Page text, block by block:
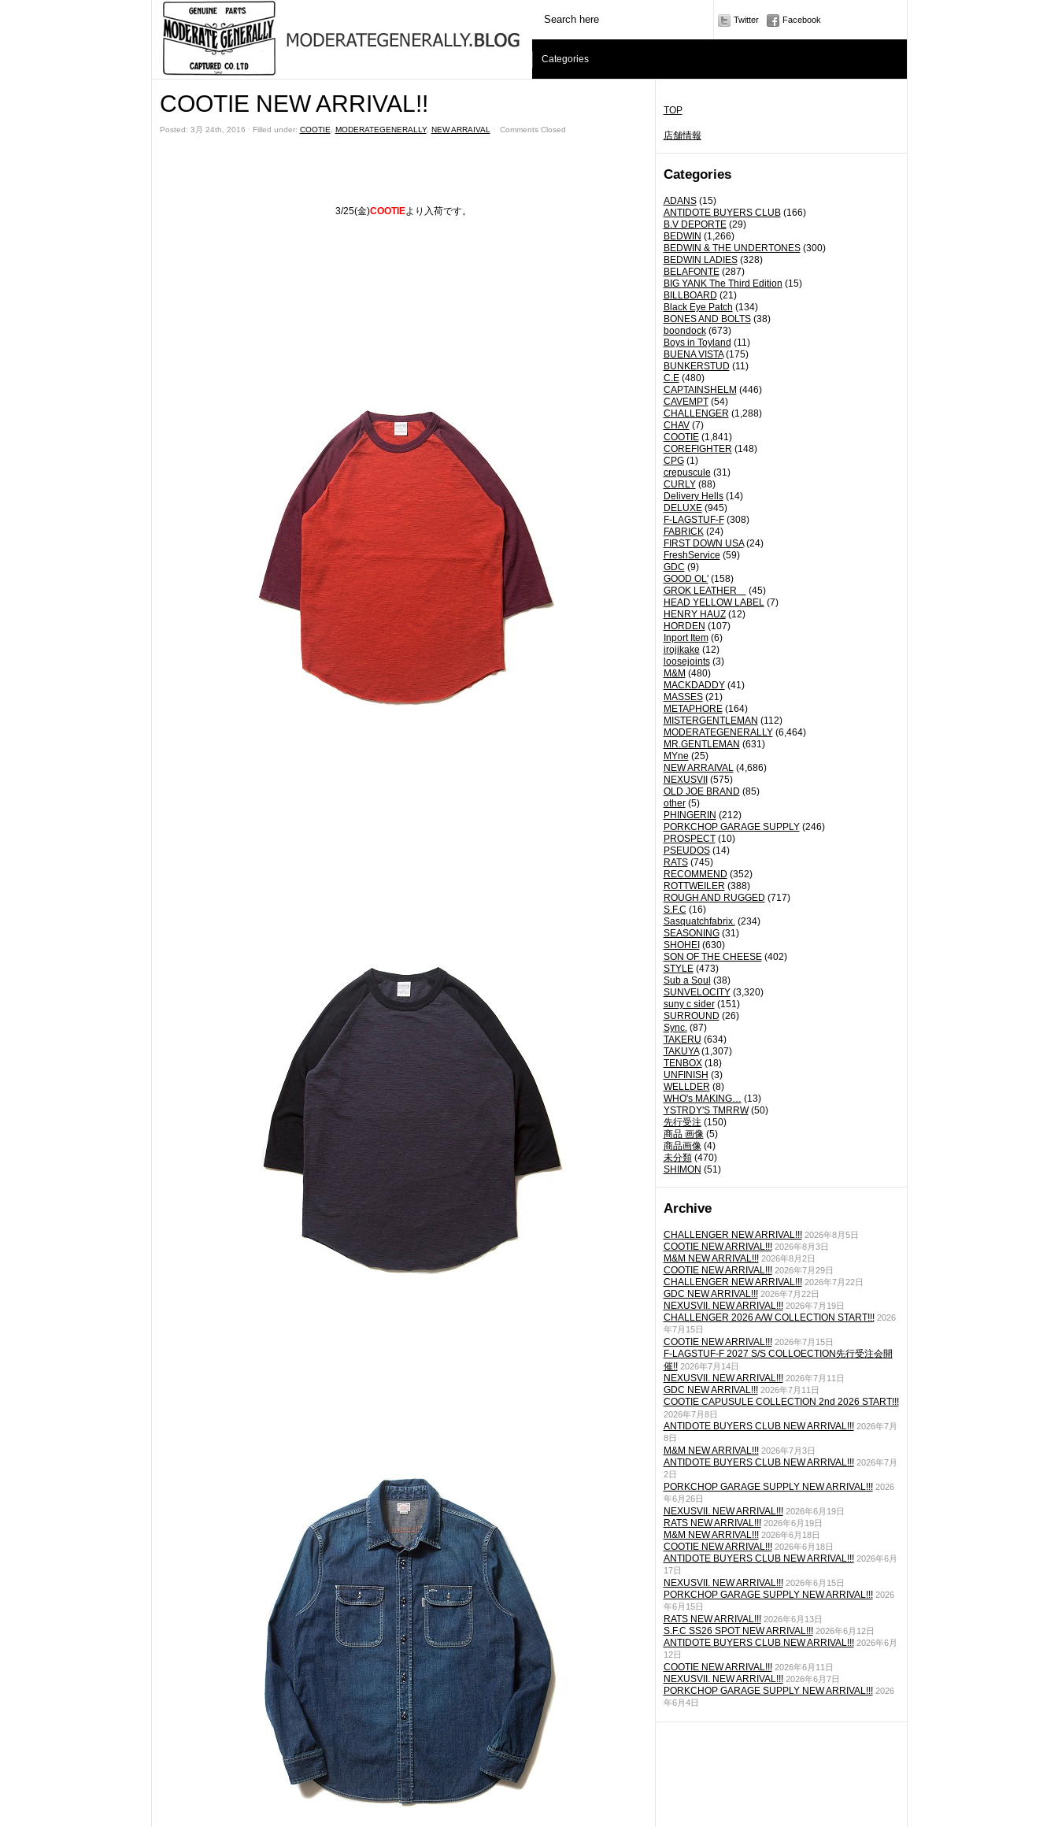
Twitter Facebook
Categories
TOP
店舗情報
Categories
ADANS(15)
ANTIDOTE BUYERS CLUB(166)
B.V DEPORTE(29)
BEDWIN (1,266)
BEDWIN & THE UNDERTONES(300)
BEDWIN LADIES(328)
BELAFONTE(287)
BIG YANK The Third Edition (15)
BILLBOARD (21)
Black Eye Patch (134)
BONES AND BOLTS(38)
boondock(673)
Boys in Toyland (11)
BUENA VISTA(175)
BUNKERSTUD (11)
C.E(480)
CAPTAINSHELM (446)
CAVEMPT(54)
CHALLENGER (1,288)
CHAV(7)
COOTIE(1,841)
COREFIGHTER (148)
CPG(1)
crepuscule (31)
CURLY(88)
Delivery Hells(14)
DELUXE(945)
F-LAGSTUF-F(308)
FABRICK(24)
FIRST DOWN USA(24)
FreshService (59)
GDC (9)
GOOD OL'(158)
GROK LEATHER
(45)
HEAD YELLOW LABEL(7)
HENRY HAUZ(12)
HORDEN (107)
Inport Item(6)
irojikake (12)
loosejoints(3)
M&M (480)
MACKDADDY(41)
MASSES(21)
METAPHORE(164)
MISTERGENTLEMAN (112)
MODERATEGENERALLY(6,464)
MR.GENTLEMAN (631)
MYne (25)
NEW ARRAIVAL(4,686)
NEXUSVII
(575)
OLD JOE BRAND (85)
other(5)
PHINGERIN (212)
PORKCHOP GARAGE SUPPLY(246)
PROSPECT(10)
PSEUDOS(14)
RATS(745)
RECOMMEND (352)
ROTTWEILER (388)
ROUGH AND RUGGED (717)
S.F.C (16)
Sasquatchfabrix.(234)
SEASONING(31)
SHOHEI (630)
SON OF THE CHEESE(402)
STYLE(473)
Sub a Soul (38)
SUNVELOCITY(3,320)
suny c sider(151)
SURROUND (26)
Sync.(87)
TAKERU (634)
TAKUYA(1,307)
TENBOX(18)
UNFINISH (3)
WELLDER (8)
WHO's MAKING… (13)
YSTRDY'S TMRRW(50)
先行受注 (150)
商品 画像(5)
商品画像(4)
未分類(470)
SHIMON (51)
Archive
CHALLENGER NEW ARRIVAL!!! 2026年8月5日
COOTIE NEW ARRIVAL!!! 2026年8月3日
M&M NEW ARRIVAL!!! 2026年8月2日
COOTIE NEW ARRIVAL!!! 2026年7月29日
CHALLENGER NEW ARRIVAL!!! 2026年7月22日
GDC NEW ARRIVAL!!! 2026年7月22日
NEXUSVII. NEW ARRIVAL!!! 2026年7月19日
CHALLENGER 2026 A/W COLLECTION START!!! 2026
年7月15日
COOTIE NEW ARRIVAL!!! 2026年7月15日
F-LAGSTUF-F 2027 S/S COLLOECTION先行受注会開
催!! 2026年7月14日
NEXUSVII. NEW ARRIVAL!!! 2026年7月11日
GDC NEW ARRIVAL!!! 2026年7月11日
COOTIE CAPUSULE COLLECTION 2nd 2026 START!!!
2026年7月8日
ANTIDOTE BUYERS CLUB NEW ARRIVAL!!! 2026年7月
8日
M&M NEW ARRIVAL!!! 2026年7月3日
ANTIDOTE BUYERS CLUB NEW ARRIVAL!!! 2026年7月
2日
PORKCHOP GARAGE SUPPLY NEW ARRIVAL!!! 2026
年6月26日
NEXUSVII. NEW ARRIVAL!!! 2026年6月19日
RATS NEW ARRIVAL!!! 2026年6月19日
M&M NEW ARRIVAL!!! 2026年6月18日
COOTIE NEW ARRIVAL!!! 2026年6月18日
ANTIDOTE BUYERS CLUB NEW ARRIVAL!!! 2026年6月
17日
NEXUSVII. NEW ARRIVAL!!! 2026年6月15日
PORKCHOP GARAGE SUPPLY NEW ARRIVAL!!! 2026
年6月15日
RATS NEW ARRIVAL!!! 2026年6月13日
S.F.C SS26 SPOT NEW ARRIVAL!!! 2026年6月12日
ANTIDOTE BUYERS CLUB NEW ARRIVAL!!! 2026年6月
12日
COOTIE NEW ARRIVAL!!! 2026年6月11日
NEXUSVII. NEW ARRIVAL!!! 2026年6月7日
PORKCHOP GARAGE SUPPLY NEW ARRIVAL!!! 2026
年6月4日
COOTIE NEW ARRIVAL!!
Posted: 3月 24th, 2016 ˑ Filled under: COOTIE MODERATEGENERALLY, NEW ARRAIVAL ˑ Comments Closed
3/25(金)COOTIEより入荷です。